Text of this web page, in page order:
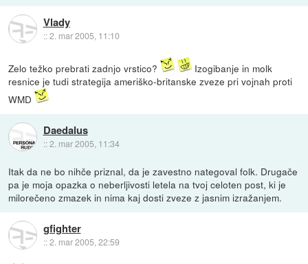
Vlady
::2. mar 2005, 11:10
Zelo težko prebrati zadnjo vrstico?
Izogibanje in molk
resnice je tudi strategija ameriško-britanske zveze pri vojnah proti
WMD
Daedalus
::2. mar 2005, 11:34
Itak da ne bo nihče priznal, da je zavestno nategoval folk. Drugače
pa je moja opazka o neberljivosti letela na tvoj celoten post, ki je
milorečeno zmazek in nima kaj dosti zveze z jasnim izražanjem.
gfighter
::2. mar 2005, 22:59